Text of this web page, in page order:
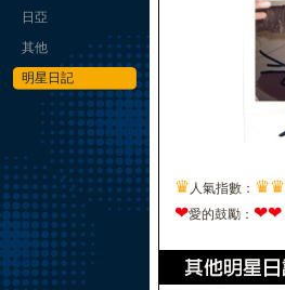
日亞
其他
明星日記
♛ 人氣指數： ♛♛
❤愛的鼓勵： ❤❤